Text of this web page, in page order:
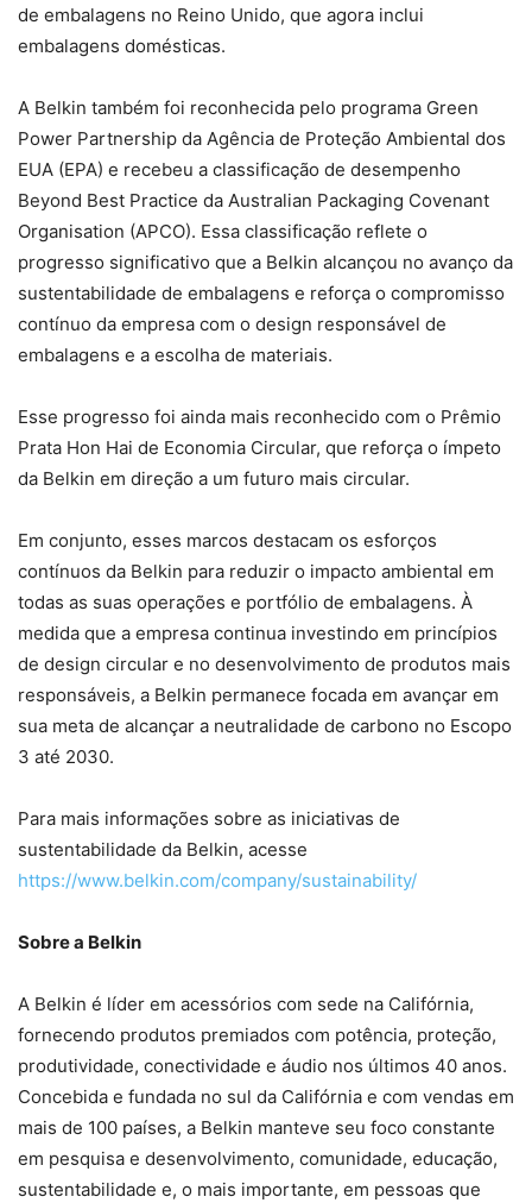
de embalagens no Reino Unido, que agora inclui
embalagens domésticas.
A Belkin também foi reconhecida pelo programa Green
Power Partnership da Agência de Proteção Ambiental dos
EUA (EPA) e recebeu a classificação de desempenho
Beyond Best Practice da Australian Packaging Covenant
Organisation (APCO). Essa classificação reflete o
progresso significativo que a Belkin alcançou no avanço da
sustentabilidade de embalagens e reforça o compromisso
contínuo da empresa com o design responsável de
embalagens e a escolha de materiais.
Esse progresso foi ainda mais reconhecido com o Prêmio
Prata Hon Hai de Economia Circular, que reforça o ímpeto
da Belkin em direção a um futuro mais circular.
Em conjunto, esses marcos destacam os esforços
contínuos da Belkin para reduzir o impacto ambiental em
todas as suas operações e portfólio de embalagens. À
medida que a empresa continua investindo em princípios
de design circular e no desenvolvimento de produtos mais
responsáveis, a Belkin permanece focada em avançar em
sua meta de alcançar a neutralidade de carbono no Escopo
3 até 2030.
Para mais informações sobre as iniciativas de
sustentabilidade da Belkin, acesse
https://www.belkin.com/company/sustainability/
Sobre a Belkin
A Belkin é líder em acessórios com sede na Califórnia,
fornecendo produtos premiados com potência, proteção,
produtividade, conectividade e áudio nos últimos 40 anos.
Concebida e fundada no sul da Califórnia e com vendas em
mais de 100 países, a Belkin manteve seu foco constante
em pesquisa e desenvolvimento, comunidade, educação,
sustentabilidade e, o mais importante, em pessoas que